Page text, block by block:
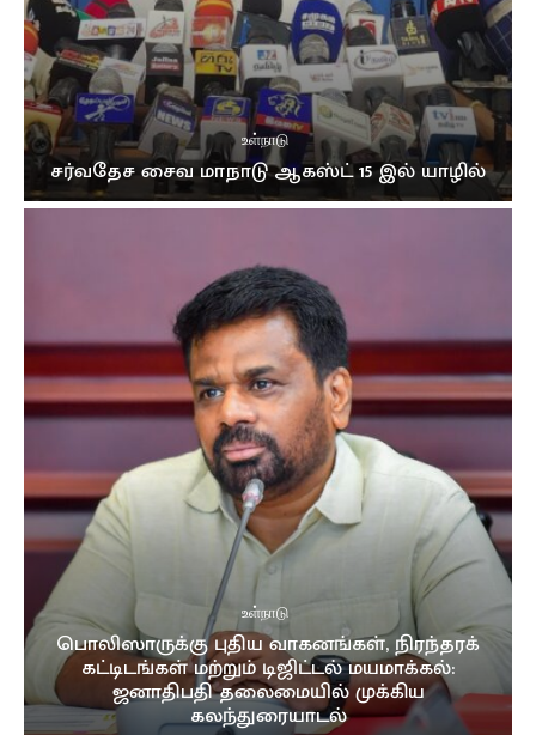
முத்து சப்பரத்தில் இசைக்குயில்....! மேளதாளத்துடன்
கோலாகல வரவேற்பு..!!
03:05
உள்நாடு
சர்வதேச சைவ மாநாடு ஆகஸ்ட் 15 இல் யாழில்
உள்நாடு
பொலிஸாருக்கு புதிய வாகனங்கள், நிரந்தரக்
கட்டிடங்கள் மற்றும் டிஜிட்டல் மயமாக்கல்:
ஜனாதிபதி தலைமையில் முக்கிய
கலந்துரையாடல்